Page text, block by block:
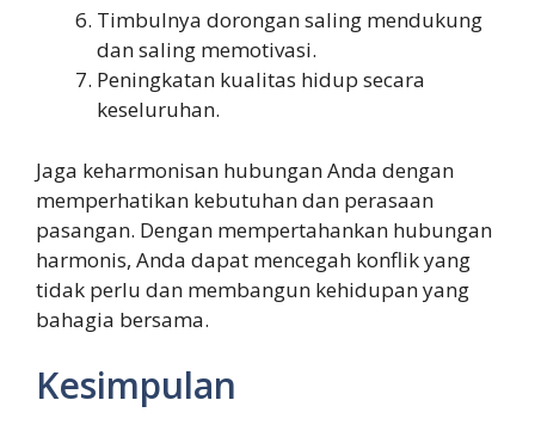
Timbulnya dorongan saling mendukung
dan saling memotivasi.
Peningkatan kualitas hidup secara
keseluruhan.
Jaga keharmonisan hubungan Anda dengan
memperhatikan kebutuhan dan perasaan
pasangan. Dengan mempertahankan hubungan
harmonis, Anda dapat mencegah konflik yang
tidak perlu dan membangun kehidupan yang
bahagia bersama.
Kesimpulan